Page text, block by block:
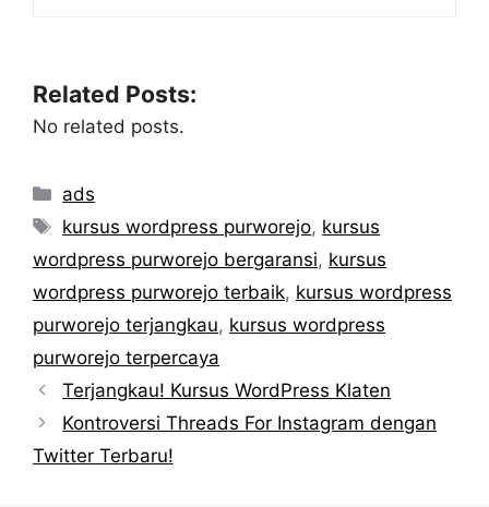
Related Posts:
No related posts.
Categories
ads
Tags
kursus wordpress purworejo, kursus
wordpress purworejo bergaransi, kursus
wordpress purworejo terbaik, kursus wordpress
purworejo terjangkau, kursus wordpress
purworejo terpercaya
Terjangkau! Kursus WordPress Klaten
Kontroversi Threads For Instagram dengan
Twitter Terbaru!